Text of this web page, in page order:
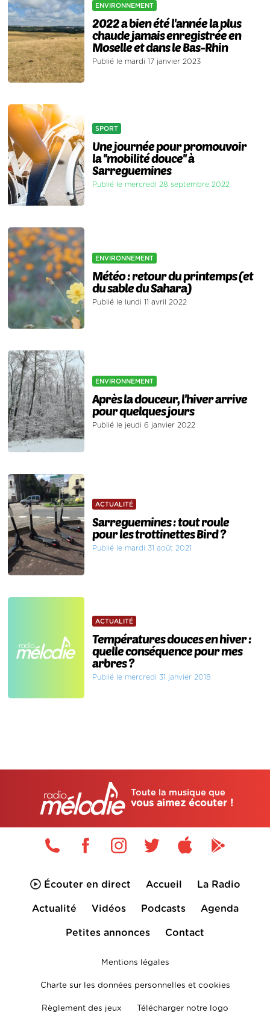
ENVIRONNEMENT
2022 a bien été l'année la plus
chaude jamais enregistrée en
Moselle et dans le Bas-Rhin
Publié le mardi 17 janvier 2023
SPORT
Une journée pour promouvoir
la ''mobilité douce'' à
Sarreguemines
Publié le mercredi 28 septembre 2022
ENVIRONNEMENT
Météo : retour du printemps (et
du sable du Sahara)
Publié le lundi 11 avril 2022
ENVIRONNEMENT
Après la douceur, l'hiver arrive
pour quelques jours
Publié le jeudi 6 janvier 2022
ACTUALITÉ
Sarreguemines : tout roule
pour les trottinettes Bird ?
Publié le mardi 31 août 2021
ACTUALITÉ
Températures douces en hiver :
quelle conséquence pour mes
arbres ?
Publié le mercredi 31 janvier 2018
Toute la musique que
vous aimez écouter !
Écouter en direct Accueil La Radio
Actualité Vidéos Podcasts Agenda
Petites annonces Contact
Mentions légales
Charte sur les données personnelles et cookies
Règlement des jeux Télécharger notre logo